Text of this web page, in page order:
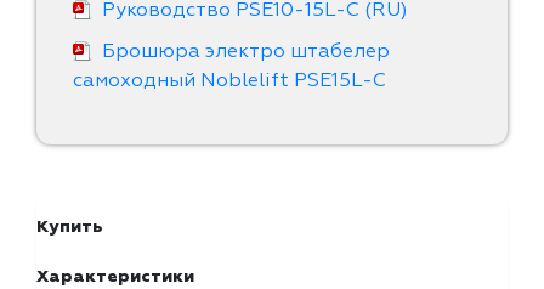
Руководство PSE10-15L-C (RU)
Брошюра электро штабелер
самоходный Noblelift PSE15L-C
Купить
Характеристики